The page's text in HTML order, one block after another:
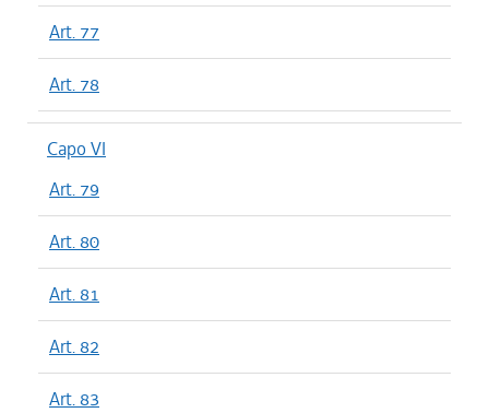
Art. 77
Art. 78
Capo VI
Art. 79
Art. 80
Art. 81
Art. 82
Art. 83